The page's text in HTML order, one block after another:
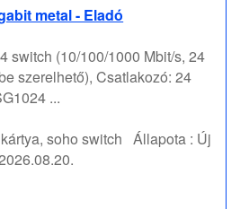
metal - Eladó
switch (10/100/1000 Mbit/s, 24
szerelhető), Csatlakozó: 24
...
soho switch Állapota : Új